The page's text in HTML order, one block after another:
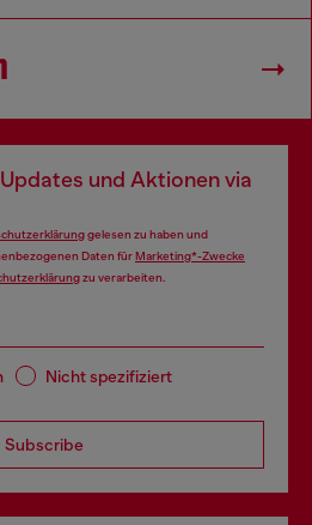
und Aktionen via
gelesen zu haben und
Daten fürMarketing*-Zwecke
zu verarbeiten.
Nicht spezifiziert
Subscribe